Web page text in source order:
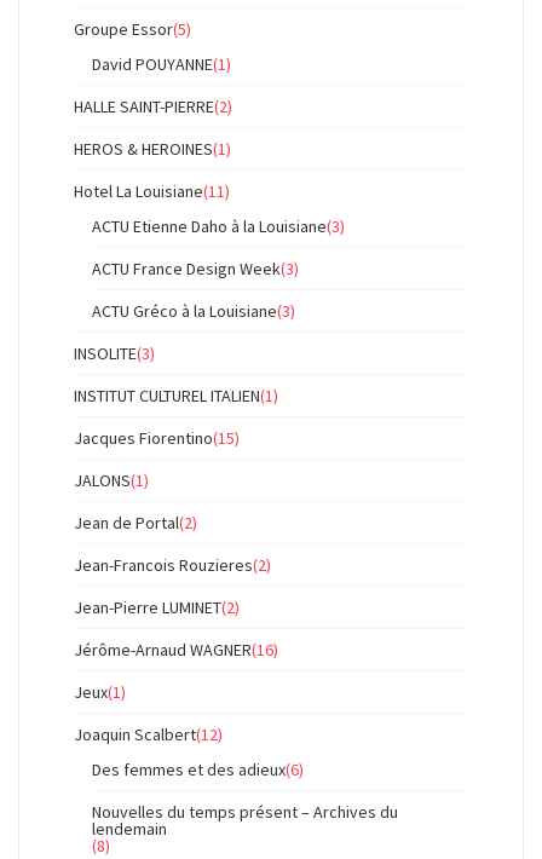
Groupe Essor(5)
David POUYANNE(1)
HALLE SAINT-PIERRE(2)
HEROS & HEROINES(1)
Hotel La Louisiane(11)
ACTU Etienne Daho à la Louisiane(3)
ACTU France Design Week(3)
ACTU Gréco à la Louisiane(3)
INSOLITE(3)
INSTITUT CULTUREL ITALIEN(1)
Jacques Fiorentino(15)
JALONS(1)
Jean de Portal(2)
Jean-Francois Rouzieres(2)
Jean-Pierre LUMINET(2)
Jérôme-Arnaud WAGNER(16)
Jeux(1)
Joaquin Scalbert(12)
Des femmes et des adieux(6)
Nouvelles du temps présent – Archives du
lendemain
(8)